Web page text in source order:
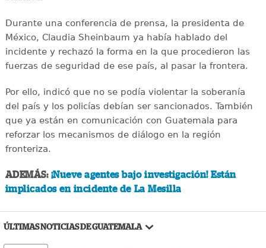
Durante una conferencia de prensa, la presidenta de
México, Claudia Sheinbaum ya había hablado del
incidente y rechazó la forma en la que procedieron las
fuerzas de seguridad de ese país, al pasar la frontera.
Por ello, indicó que no se podía violentar la soberanía
del país y los policías debían ser sancionados. También
que ya están en comunicación con Guatemala para
reforzar los mecanismos de diálogo en la región
fronteriza.
ADEMÁS: ¡Nueve agentes bajo investigación! Están
implicados en incidente de La Mesilla
ÚLTIMAS NOTICIAS DE GUATEMALA